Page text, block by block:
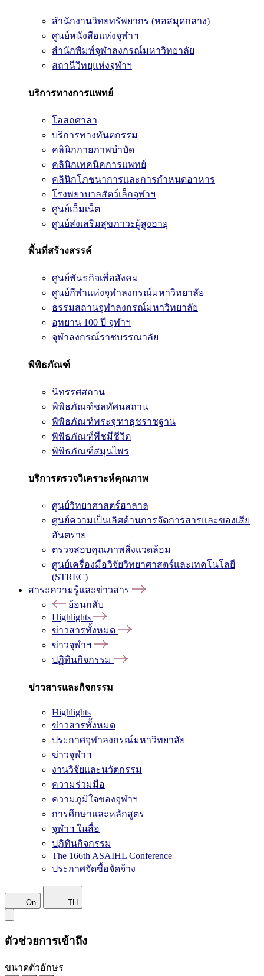
สำนักงานวิทยทรัพยากร (หอสมุดกลาง)
ศูนย์หนังสือแห่งจุฬาฯ
สำนักพิมพ์จุฬาลงกรณ์มหาวิทยาลัย
สถานีวิทยุแห่งจุฬาฯ
บริการทางการแพทย์
โอสถศาลา
บริการทางทันตกรรม
คลินิกกายภาพบำบัด
คลินิกเทคนิคการแพทย์
คลินิกโภชนาการและการกำหนดอาหาร
โรงพยาบาลสัตว์เล็กจุฬาฯ
ศูนย์เอ็มเน็ต
ศูนย์ส่งเสริมสุขภาวะผู้สูงอายุ
พื้นที่สร้างสรรค์
ศูนย์พันธกิจเพื่อสังคม
ศูนย์กีฬาแห่งจุฬาลงกรณ์มหาวิทยาลัย
ธรรมสถานจุฬาลงกรณ์มหาวิทยาลัย
อุทยาน 100 ปี จุฬาฯ
จุฬาลงกรณ์ราชบรรณาลัย
พิพิธภัณฑ์
นิทรรศสถาน
พิพิธภัณฑ์ชลทัศนสถาน
พิพิธภัณฑ์พระจุฑาธุชราชฐาน
พิพิธภัณฑ์พืชมีชีวิต
พิพิธภัณฑ์สมุนไพร
บริการตรวจวิเคราะห์คุณภาพ
ศูนย์วิทยาศาสตร์ฮาลาล
ศูนย์ความเป็นเลิศด้านการจัดการสารและของเสีย
อันตราย
ตรวจสอบคุณภาพสิ่งแวดล้อม
ศูนย์เครื่องมือวิจัยวิทยาศาสตร์และเทคโนโลยี
(STREC)
สาระความรู้และข่าวสาร
ย้อนกลับ
Highlights
ข่าวสารทั้งหมด
ข่าวจุฬาฯ
ปฏิทินกิจกรรม
ข่าวสารและกิจกรรม
Highlights
ข่าวสารทั้งหมด
ประกาศจุฬาลงกรณ์มหาวิทยาลัย
ข่าวจุฬาฯ
งานวิจัยและนวัตกรรม
ความร่วมมือ
ความภูมิใจของจุฬาฯ
การศึกษาและหลักสูตร
จุฬาฯ ในสื่อ
ปฏิทินกิจกรรม
The 166th ASAIHL Conference
ประกาศจัดซื้อจัดจ้าง
On TH
ตัวช่วยการเข้าถึง
ขนาดตัวอักษร